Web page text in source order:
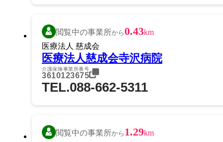
閲覧中の事業所から0.43km
医療法人 慈成会
医療法人慈成会寺沢病院
介護保険事業所番号
3610123675
TEL.088-662-5311
閲覧中の事業所から 1.29km